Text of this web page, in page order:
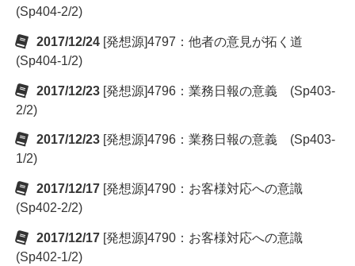
(Sp404-2/2)
2017/12/24 [発想源]4797：他者の意見が拓く道
(Sp404-1/2)
2017/12/23 [発想源]4796：業務日報の意義 (Sp403-
2/2)
2017/12/23 [発想源]4796：業務日報の意義 (Sp403-
1/2)
2017/12/17 [発想源]4790：お客様対応への意識
(Sp402-2/2)
2017/12/17 [発想源]4790：お客様対応への意識
(Sp402-1/2)